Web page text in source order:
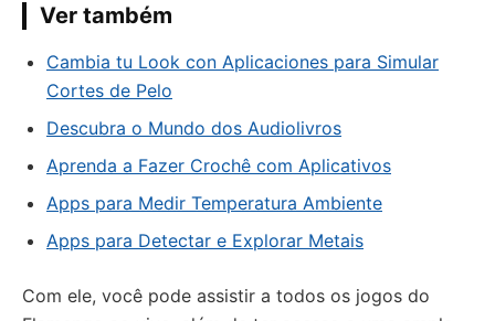
Ver também
Cambia tu Look con Aplicaciones para Simular
Cortes de Pelo
Descubra o Mundo dos Audiolivros
Aprenda a Fazer Crochê com Aplicativos
Apps para Medir Temperatura Ambiente
Apps para Detectar e Explorar Metais
Com ele, você pode assistir a todos os jogos do